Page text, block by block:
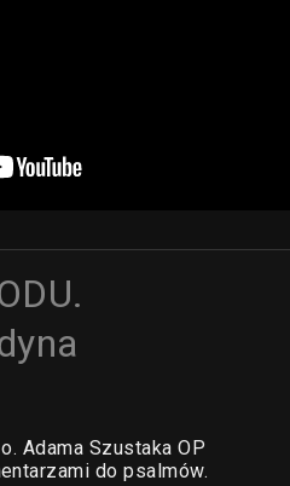
Adama Szustaka OP
do psalmów.